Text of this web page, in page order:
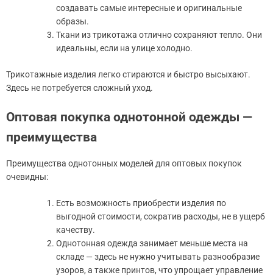
создавать самые интересные и оригинальные
образы.
Ткани из трикотажа отлично сохраняют тепло. Они
идеальны, если на улице холодно.
Трикотажные изделия легко стираются и быстро высыхают.
Здесь не потребуется сложный уход.
Оптовая покупка однотонной одежды —
преимущества
Преимущества однотонных моделей для оптовых покупок
очевидны:
Есть возможность приобрести изделия по
выгодной стоимости, сократив расходы, не в ущерб
качеству.
Однотонная одежда занимает меньше места на
складе — здесь не нужно учитывать разнообразие
узоров, а также принтов, что упрощает управление